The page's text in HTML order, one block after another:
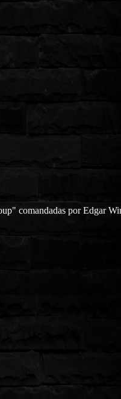
comandadas por Edgar